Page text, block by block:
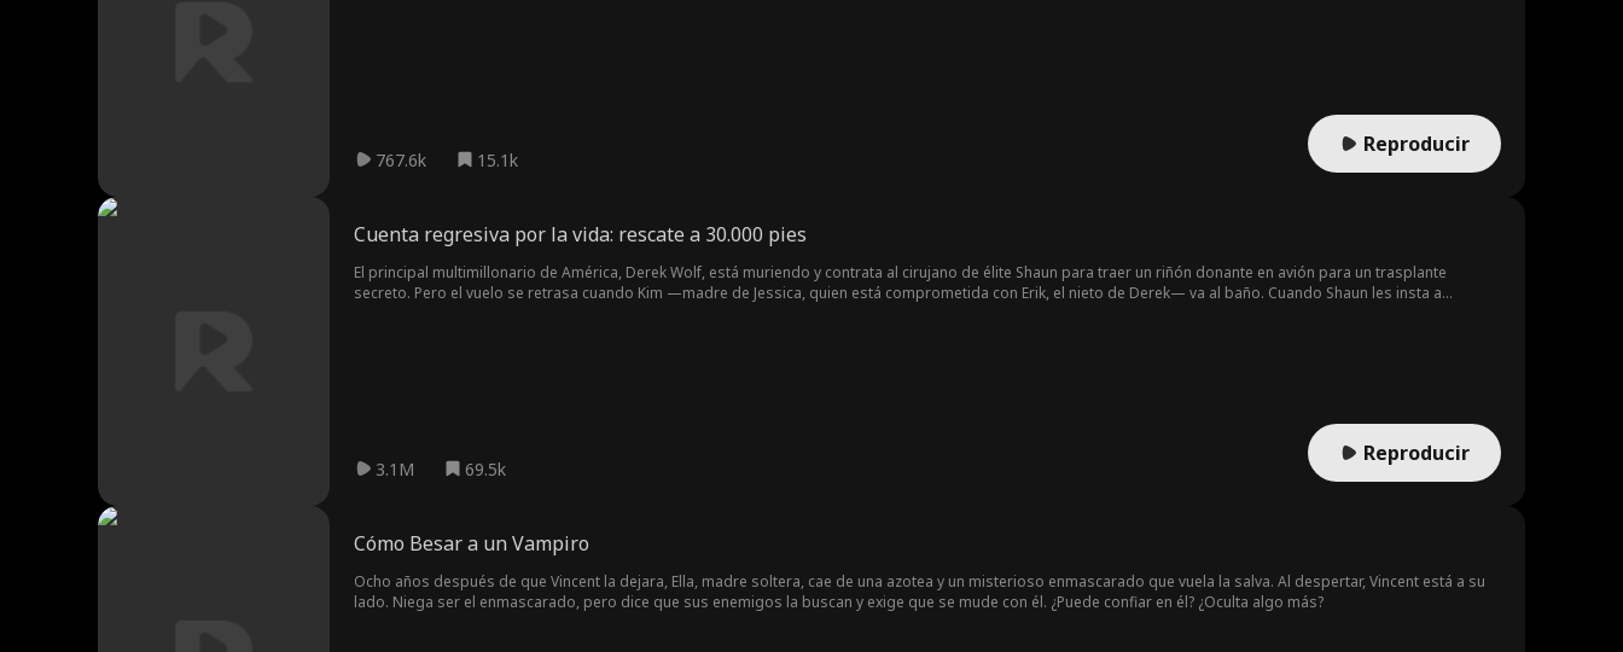
767.6k 15.1k
Reproducir
Cuenta regresiva por la vida: rescate a 30.000 pies
El principal multimillonario de América, Derek Wolf, está muriendo y contrata al cirujano de élite Shaun para traer un riñón donante en avión para un trasplante
secreto. Pero el vuelo se retrasa cuando Kim —madre de Jessica, quien está comprometida con Erik, el nieto de Derek— va al baño. Cuando Shaun les insta a
3.1M 69.5k
Reproducir
Cómo Besar a un Vampiro
Ocho años después de que Vincent la dejara, Ella, madre soltera, cae de una azotea y un misterioso enmascarado que vuela la salva. Al despertar, Vincent está a su
lado. Niega ser el enmascarado, pero dice que sus enemigos la buscan y exige que se mude con él. ¿Puede confiar en él? ¿Oculta algo más?